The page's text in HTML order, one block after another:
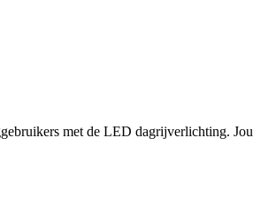
met de LED dagrijverlichting.